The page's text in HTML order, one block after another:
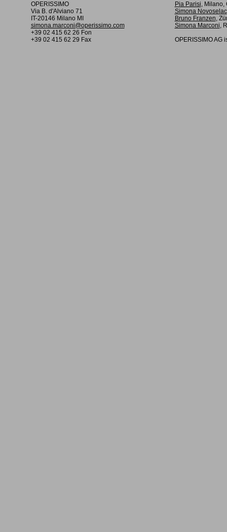
OPERISSIMO
Via B. d'Alviano 71
IT-20146 Milano MI
simona.marconi@operissimo.com
+39 02 415 62 26 Fon
+39 02 415 62 29 Fax
Pia Parisi, Milano,
Simona Novoselac
Bruno Franzen,
Simona Marconi,
OPERISSIMO AG